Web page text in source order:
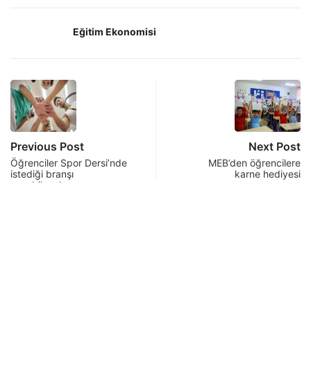
Eğitim Ekonomisi
Previous Post
Öğrenciler Spor Dersi’nde
istediği branşı
seçebilecek
Next Post
MEB’den öğrencilere
karne hediyesi